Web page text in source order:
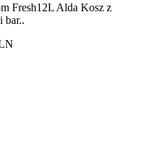
Fresh12L Alda Kosz z
bar..